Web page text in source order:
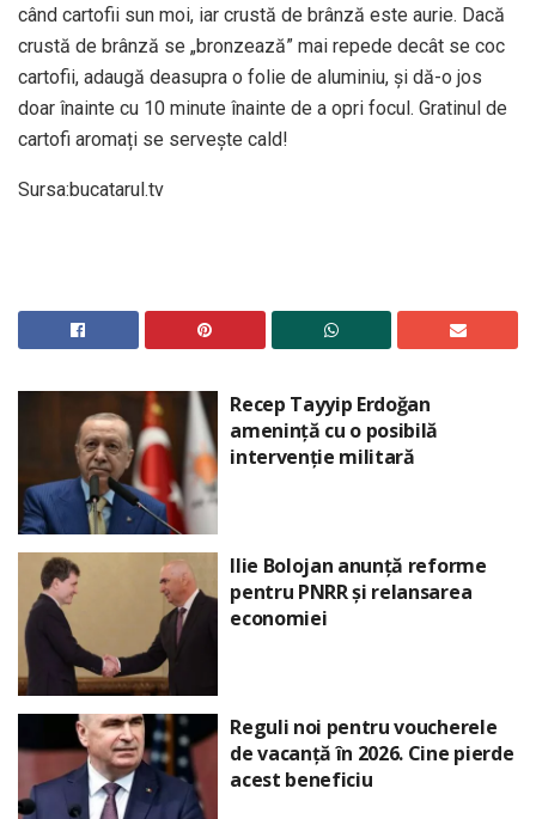
când cartofii sun moi, iar crustă de brânză este aurie. Dacă
crustă de brânză se „bronzează” mai repede decât se coc
cartofii, adaugă deasupra o folie de aluminiu, și dă-o jos
doar înainte cu 10 minute înainte de a opri focul. Gratinul de
cartofi aromați se servește cald!
Sursa:bucatarul.tv
Recep Tayyip Erdoğan
amenință cu o posibilă
intervenție militară
Ilie Bolojan anunță reforme
pentru PNRR și relansarea
economiei
Reguli noi pentru voucherele
de vacanță în 2026. Cine pierde
acest beneficiu